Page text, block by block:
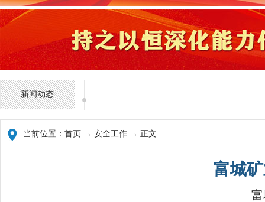
新闻动态
当前位置： 首页 → 安全工作 → 正文
富城